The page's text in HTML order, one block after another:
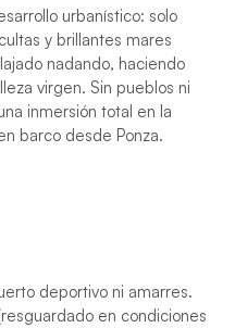
urbanístico: solo
y brillantes mares
nadando, haciendo
virgen. Sin pueblos ni
inmersión total en la
barco desde Ponza.
deportivo ni amarres.
en condiciones